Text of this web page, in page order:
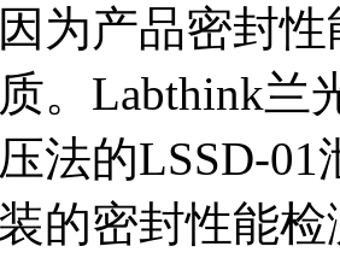
为产品密封
。Labthink兰
法的LSSD-
的密封性能